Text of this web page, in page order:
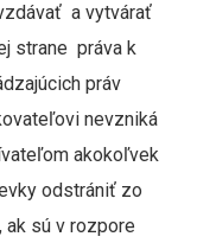
a vytvárať
strane práva k
práv
nevzniká
akokoľvek
odstrániť zo
sú v rozpore